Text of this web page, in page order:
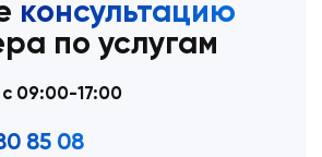
консультацию
по услугам
09:00-17:00
85 08